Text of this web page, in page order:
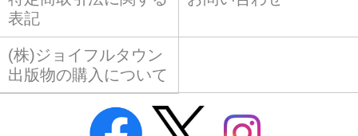
表記
(株)ジョイフルタウン
出版物の購入について